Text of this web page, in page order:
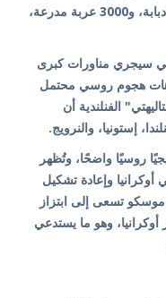
الغربية إلى أن روسيا تخطط لإنتاج 1500 دبابة، و3000 عربة مدرعة،
سيجري مناورات كبرى
سيناريوهات هجوم روسي محتمل
الفنلندية أن
إستونيا، والنرويج.
روسيًا واضحًا، وتُظهر
وإعادة تشكيل
موسكو تسعى إلى ابتزاز
أوكرانيا، وهو ما يستدعي